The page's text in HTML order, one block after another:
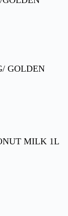
GOLDEN
MILK 1L